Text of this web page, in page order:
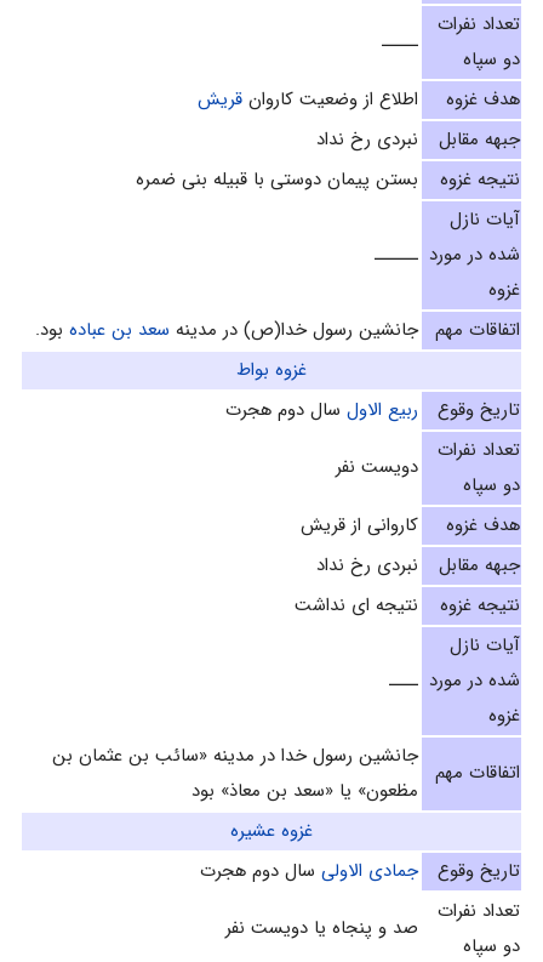
تعداد نفرات
دو سپاه
ـــــ
هدف غزوه
اطلاع از وضعیت کاروان قریش
جبهه مقابل
نبردی رخ نداد
نتیجه غزوه
بستن پیمان دوستی با قبیله بنی ضمره
آیات نازل
شده در مورد
غزوه
ــــــ
اتفاقات مهم جانشین رسول خدا(ص) در مدینه سعد بن عباده بود.
غزوه بواط
تاریخ وقوع
ربيع الاول سال دوم هجرت‌
تعداد نفرات
دو سپاه
دويست نفر
هدف غزوه
كاروانى از قريش‌
جبهه مقابل
نبردی رخ نداد
نتیجه غزوه
نتیجه ای نداشت
آیات نازل
شده در مورد
غزوه
ــــ
اتفاقات مهم
جانشين رسول خدا در مدينه «سائب بن عثمان بن
مظعون» يا «سعد بن معاذ» بود
غزوه عشيره‌
تاریخ وقوع
جمادى الاولى سال دوم هجرت‌
تعداد نفرات
دو سپاه
صد و پنجاه يا دويست نفر